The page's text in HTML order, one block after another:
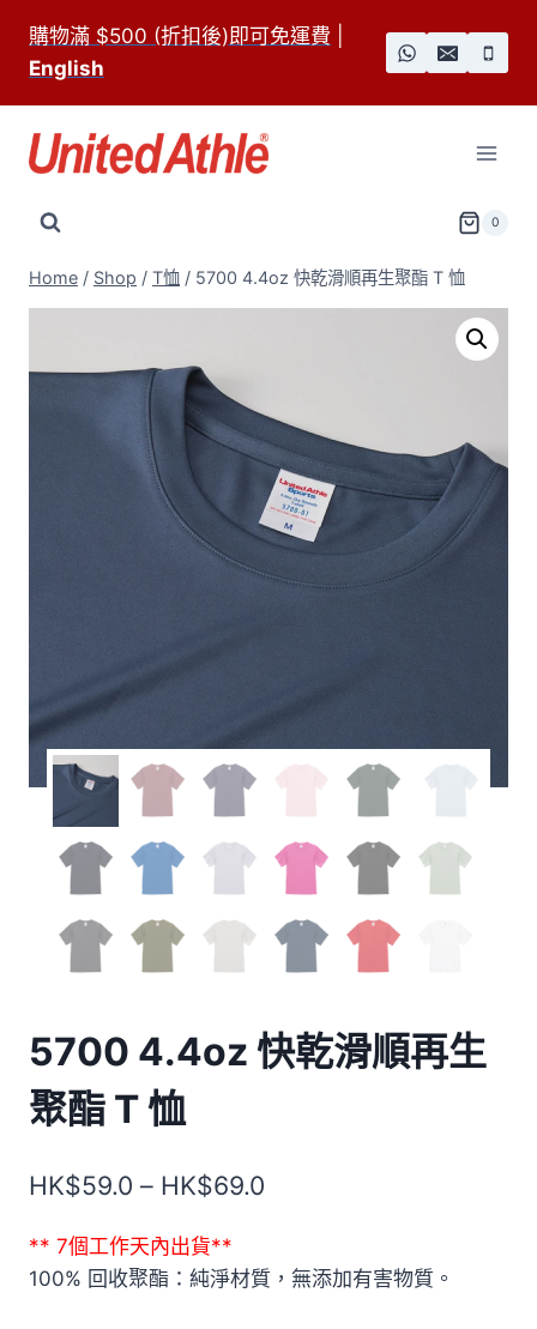
content
購物滿 $500 (折扣後)即可免運費
English
0
Home / Shop / T恤 / 5700 4.4oz 快乾滑順再生聚酯 T 恤
5700 4.4oz 快乾滑順再生
聚酯 T 恤
HK$59.0 – HK$69.0
範
** 7個工作天內出貨**
100% 回收聚酯：純淨材質，無添加有害物質。